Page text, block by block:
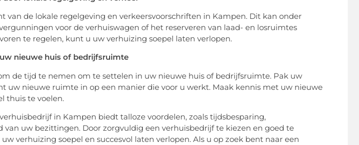
van de lokale regelgeving en verkeersvoorschriften in Kampen. Dit kan onder
voor de verhuiswagen of het reserveren van laad- en losruimtes
te regelen, kunt u uw verhuizing soepel laten verlopen.
nieuwe huis of bedrijfsruimte
de tijd te nemen om te settelen in uw nieuwe huis of bedrijfsruimte. Pak uw
uw nieuwe ruimte in op een manier die voor u werkt. Maak kennis met uw nieuwe
thuis te voelen.
in Kampen biedt talloze voordelen, zoals tijdsbesparing,
van uw bezittingen. Door zorgvuldig een verhuisbedrijf te kiezen en goed te
verhuizing soepel en succesvol laten verlopen. Als u op zoek bent naar een